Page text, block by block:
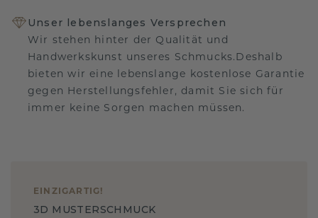
Unser lebenslanges Versprechen
Wir stehen hinter der Qualität und
Handwerkskunst unseres Schmucks.Deshalb
bieten wir eine lebenslange kostenlose Garantie
gegen Herstellungsfehler, damit Sie sich für
immer keine Sorgen machen müssen.
EINZIGARTIG !
3D MUSTERSCHMUCK